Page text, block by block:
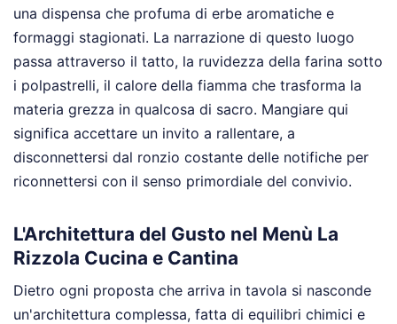
una dispensa che profuma di erbe aromatiche e
formaggi stagionati. La narrazione di questo luogo
passa attraverso il tatto, la ruvidezza della farina sotto
i polpastrelli, il calore della fiamma che trasforma la
materia grezza in qualcosa di sacro. Mangiare qui
significa accettare un invito a rallentare, a
disconnettersi dal ronzio costante delle notifiche per
riconnettersi con il senso primordiale del convivio.
L'Architettura del Gusto nel Menù La
Rizzola Cucina e Cantina
Dietro ogni proposta che arriva in tavola si nasconde
un'architettura complessa, fatta di equilibri chimici e